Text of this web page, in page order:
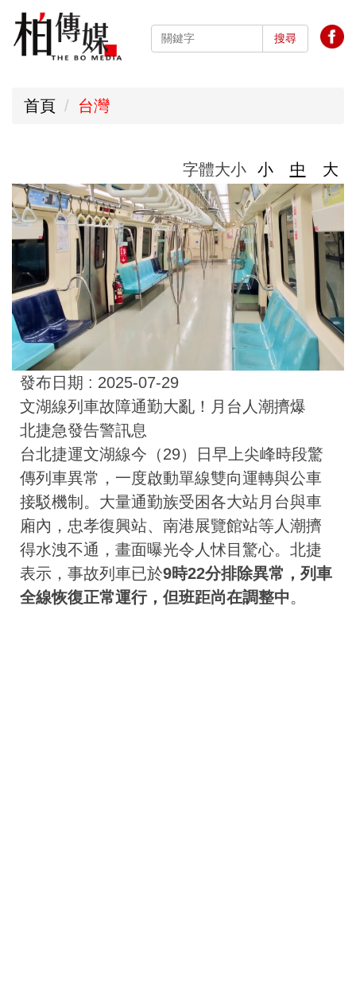
跳
到
搜尋
首頁 台灣
字體大小 小 中 大
發布日期 : 2025-07-29
文湖線列車故障通勤大亂！月台人潮擠爆
北捷急發告警訊息
台北捷運文湖線今（29）日早上尖峰時段驚
傳列車異常，一度啟動單線雙向運轉與公車
接駁機制。大量通勤族受困各大站月台與車
廂內，忠孝復興站、南港展覽館站等人潮擠
得水洩不通，畫面曝光令人怵目驚心。北捷
表示，事故列車已於9時22分排除異常，列車
全線恢復正常運行，但班距尚在調整中。